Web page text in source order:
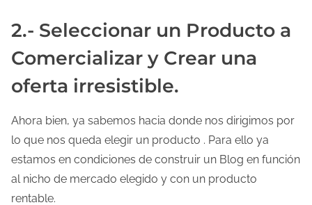
2.- Seleccionar un Producto a
Comercializar y Crear una
oferta irresistible.
Ahora bien, ya sabemos hacia donde nos dirigimos por
lo que nos queda elegir un producto . Para ello ya
estamos en condiciones de construir un Blog en función
al nicho de mercado elegido y con un producto
rentable.